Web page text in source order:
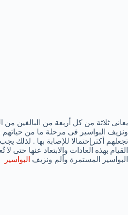
يعانى ثلاثة من كل أربعة من البالغين من
ونزيف البواسير فى مرحلة ما من حياتهم
تجعلهم أكثرإحتمالا للإصابة بها . لذلك
القيام بهذه العادات والابتعاد عنها
البواسير المستمرة وألم ونزيف البواسير